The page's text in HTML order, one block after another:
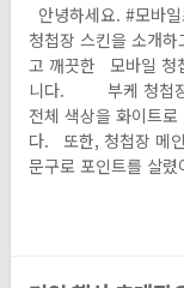
안녕하세요. #모바
청첩장 스킨을 소개
고 깨끗한 모바일
니다. 부케 청첩장
전체 색상을 화이트
다. 또한, 청첩장 메
문구로 포인트를 살